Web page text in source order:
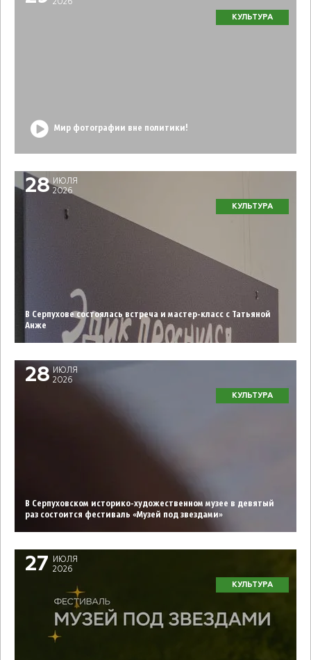
2026
КУЛЬТУРА
Мир фотографии вне политики!
28 ИЮЛЯ
2026
КУЛЬТУРА
В Серпухове состоялась встреча и мастер-класс с Татьяной
Анже
28 ИЮЛЯ
2026
КУЛЬТУРА
В Серпуховском историко-художественном музее в девятый
раз состоится фестиваль «Музей под звездами»
27
ИЮЛЯ
2026
КУЛЬТУРА